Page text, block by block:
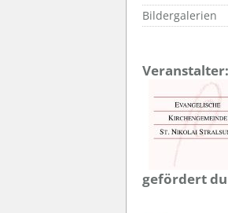
Bildergalerien
Veranstalter:
gefördert